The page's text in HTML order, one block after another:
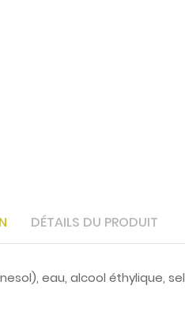
DÉTAILS DU PRODUIT
eau, alcool éthylique,